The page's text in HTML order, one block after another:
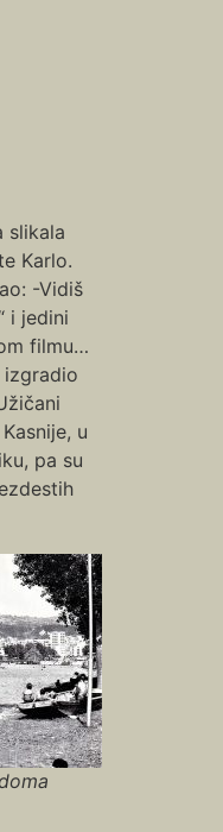
slikala
Karlo.
-Vidiš
i jedini
filmu…
izgradio
u
pa su